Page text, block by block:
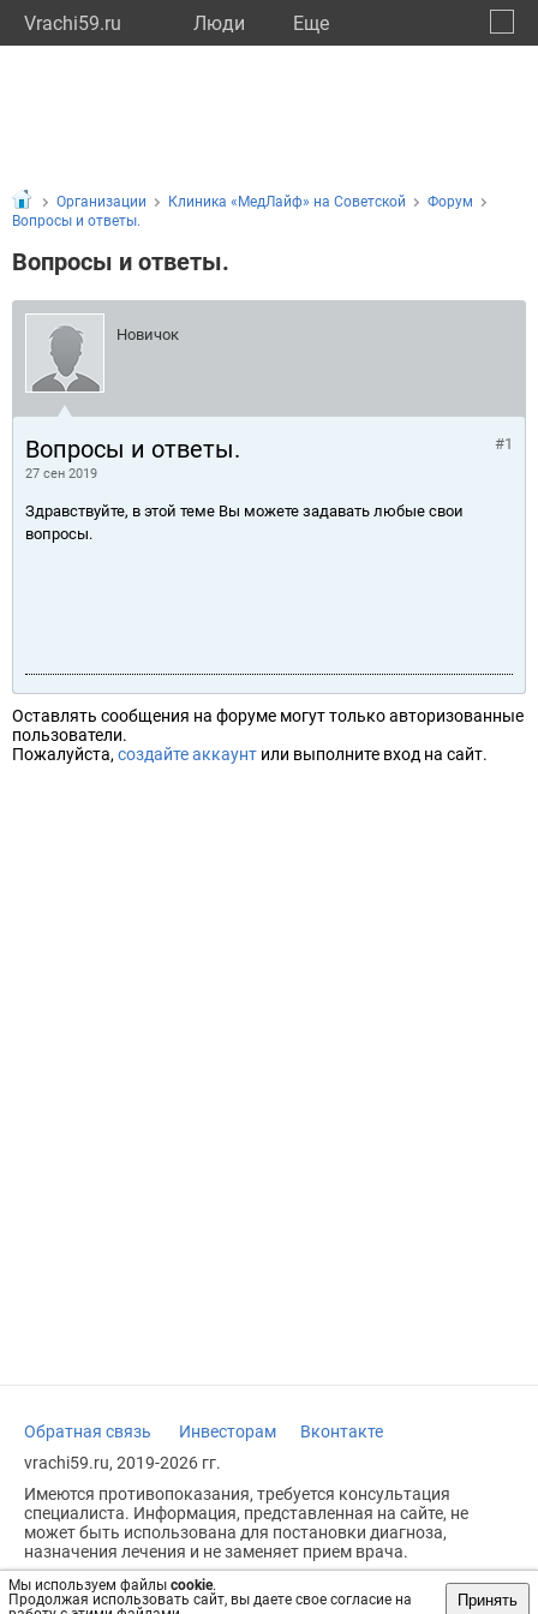
Vrachi59.ru Люди Eще
Мы используем файлы cookie.
Продолжая использовать сайт, вы даете свое согласие на
Принять
Организации Клиника «МедЛайф» на Советской
Форум
Вопросы и ответы.
Вопросы и ответы.
Новичок
Вопросы и ответы.
27 сен 2019
#1
Здравствуйте, в этой теме Вы можете задавать любые свои
вопросы.
Оставлять сообщения на форуме могут только авторизованные
пользователи.
Пожалуйста, создайте аккаунт или выполните вход на сайт.
Обратная связь Инвесторам
Вконтакте
vrachi59.ru, 2019-2026 гг.
Имеются противопоказания, требуется консультация
специалиста. Информация, представленная на сайте, не
может быть использована для постановки диагноза,
назначения лечения и не заменяет прием врача.
Возрастное ограничение: 18+